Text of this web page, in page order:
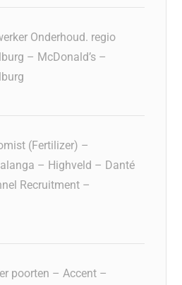
Onderhoud. regio
– McDonald’s –
(Fertilizer) –
– Highveld – Danté
Recruitment –
poorten – Accent –